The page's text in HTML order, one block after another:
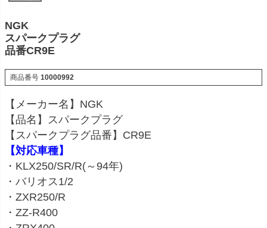
NGK
スパークプラグ
品番CR9E
商品番号 10000992
【メーカー名】NGK
【品名】スパークプラグ
【スパークプラグ品番】CR9E
【対応車種】
・KLX250/SR/R(～94年)
・バリオス1/2
・ZXR250/R
・ZZ-R400